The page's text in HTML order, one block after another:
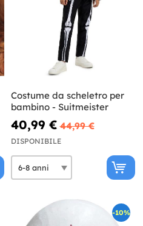
Costume da scheletro per
bambino - Suitmeister
40,99 € 44,99 €
DISPONIBILE
-10%